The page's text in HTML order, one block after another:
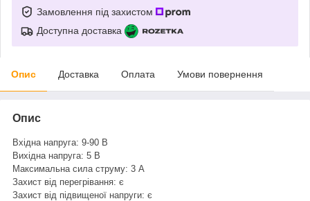
Замовлення під захистом
Доступна доставка
Опис Доставка Оплата Умови повернення
Опис
Вхідна напруга: 9-90 В
Вихідна напруга: 5 В
Максимальна сила струму: 3 А
Захист від перегрівання: є
Захист від підвищеної напруги: є